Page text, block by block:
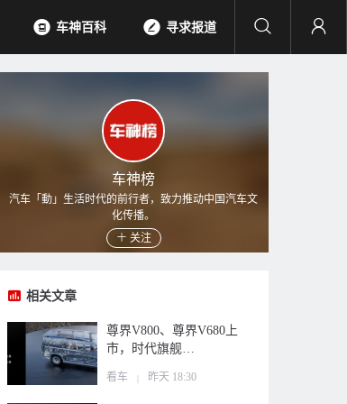
车神百科 寻求报道
车神榜
汽车「動」生活时代的前行者，致力推动中国汽车文
化传播。
关注
相关文章
尊界V800、尊界V680上
市，时代旗舰…
看车 昨天 18:30